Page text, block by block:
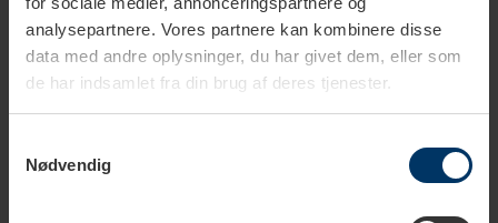
analysepartnere. Vores partnere kan kombinere disse
data med andre oplysninger, du har givet dem, eller som
de har indsamlet fra din brug af deres tjenester.
Nødvendig
Tilføj til kurv